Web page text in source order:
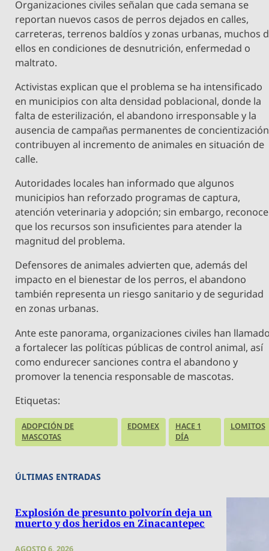
Organizaciones civiles señalan que cada semana se
reportan nuevos casos de perros dejados en calles,
carreteras, terrenos baldíos y zonas urbanas, muchos
ellos en condiciones de desnutrición, enfermedad o
maltrato.
Activistas explican que el problema se ha intensificado
en municipios con alta densidad poblacional, donde la
falta de esterilización, el abandono irresponsable y la
ausencia de campañas permanentes de concientización
contribuyen al incremento de animales en situación de
calle.
Autoridades locales han informado que algunos
municipios han reforzado programas de captura,
atención veterinaria y adopción; sin embargo,
que los recursos son insuficientes para atender la
magnitud del problema.
Defensores de animales advierten que, además del
impacto en el bienestar de los perros, el abandono
también representa un riesgo sanitario y de seguridad
en zonas urbanas.
Ante este panorama, organizaciones civiles han
a fortalecer las políticas públicas de control animal, así
como endurecer sanciones contra el abandono y
promover la tenencia responsable de mascotas.
Etiquetas:
ADOPCIÓN DE
MASCOTAS
EDOMEX
HACE 1
DÍA
LOMITOS
ÚLTIMAS ENTRADAS
Explosión de presunto polvorín deja un
muerto y dos heridos en Zinacantepec
AGOSTO 6, 2026